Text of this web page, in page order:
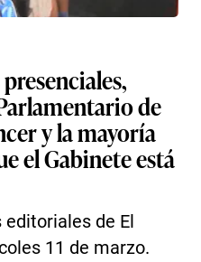
de
y la mayoría
el Gabinete está
de El
11 de marzo.